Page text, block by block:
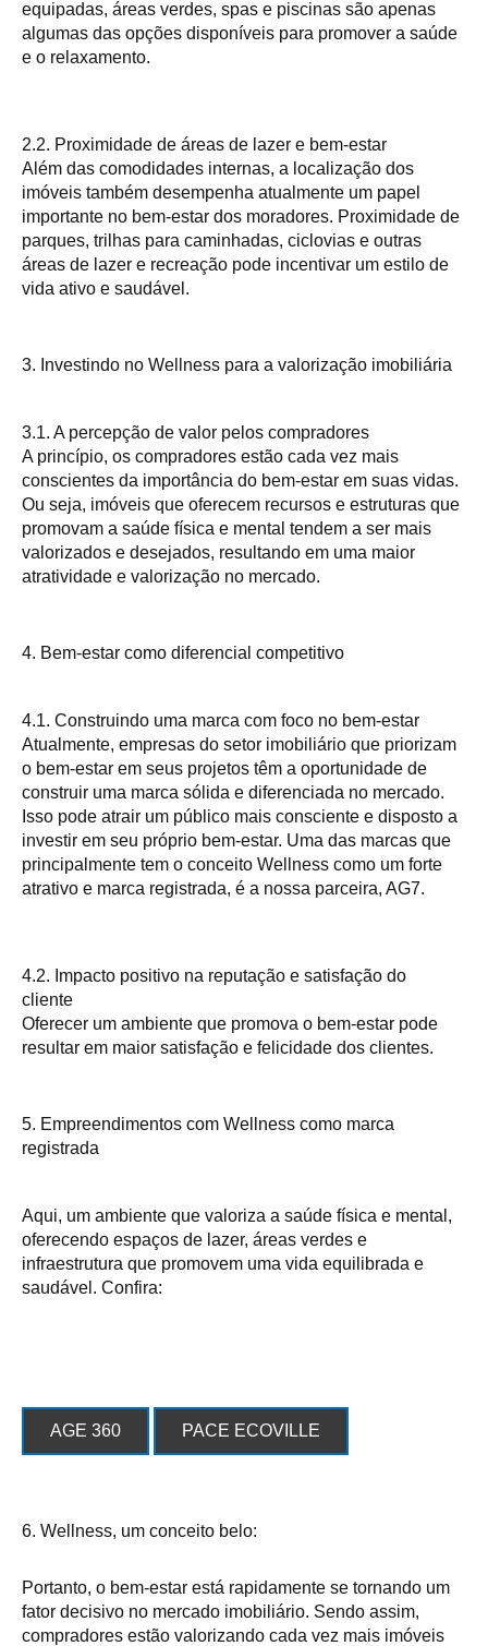
equipadas, áreas verdes, spas e piscinas são apenas
algumas das opções disponíveis para promover a saúde
e o relaxamento.
2.2. Proximidade de áreas de lazer e bem-estar
Além das comodidades internas, a localização dos
imóveis também desempenha atualmente um papel
importante no bem-estar dos moradores. Proximidade de
parques, trilhas para caminhadas, ciclovias e outras
áreas de lazer e recreação pode incentivar um estilo de
vida ativo e saudável.
3. Investindo no Wellness para a valorização imobiliária
3.1. A percepção de valor pelos compradores
A princípio, os compradores estão cada vez mais
conscientes da importância do bem-estar em suas vidas.
Ou seja, imóveis que oferecem recursos e estruturas que
promovam a saúde física e mental tendem a ser mais
valorizados e desejados, resultando em uma maior
atratividade e valorização no mercado.
4. Bem-estar como diferencial competitivo
4.1. Construindo uma marca com foco no bem-estar
Atualmente, empresas do setor imobiliário que priorizam
o bem-estar em seus projetos têm a oportunidade de
construir uma marca sólida e diferenciada no mercado.
Isso pode atrair um público mais consciente e disposto a
investir em seu próprio bem-estar. Uma das marcas que
principalmente tem o conceito Wellness como um forte
atrativo e marca registrada, é a nossa parceira, AG7.
4.2. Impacto positivo na reputação e satisfação do
cliente
Oferecer um ambiente que promova o bem-estar pode
resultar em maior satisfação e felicidade dos clientes.
5. Empreendimentos com Wellness como marca
registrada
Aqui, um ambiente que valoriza a saúde física e mental,
oferecendo espaços de lazer, áreas verdes e
infraestrutura que promovem uma vida equilibrada e
saudável. Confira:
AGE 360 PACE ECOVILLE
6. Wellness, um conceito belo:
Portanto, o bem-estar está rapidamente se tornando um
fator decisivo no mercado imobiliário. Sendo assim,
compradores estão valorizando cada vez mais imóveis